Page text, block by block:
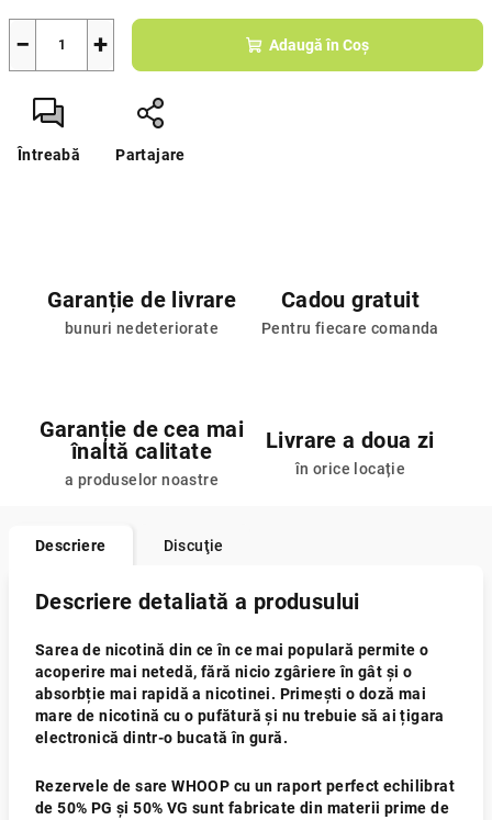
+
− Adaugă în Coş
Întreabă Partajare
Garanție de livrare
bunuri nedeteriorate
Cadou gratuit
Pentru fiecare comanda
Garanție de cea mai
înaltă calitate
a produselor noastre
Livrare a doua zi
în orice locație
Descriere Discuţie
Descriere detaliată a produsului
Sarea de nicotină din ce în ce mai populară permite o
acoperire mai netedă, fără nicio zgâriere în gât și o
absorbție mai rapidă a nicotinei. Primești o doză mai
mare de nicotină cu o pufătură și nu trebuie să ai țigara
electronică dintr-o bucată în gură.
Rezervele de sare WHOOP cu un raport perfect echilibrat
de 50% PG și 50% VG sunt fabricate din materii prime de